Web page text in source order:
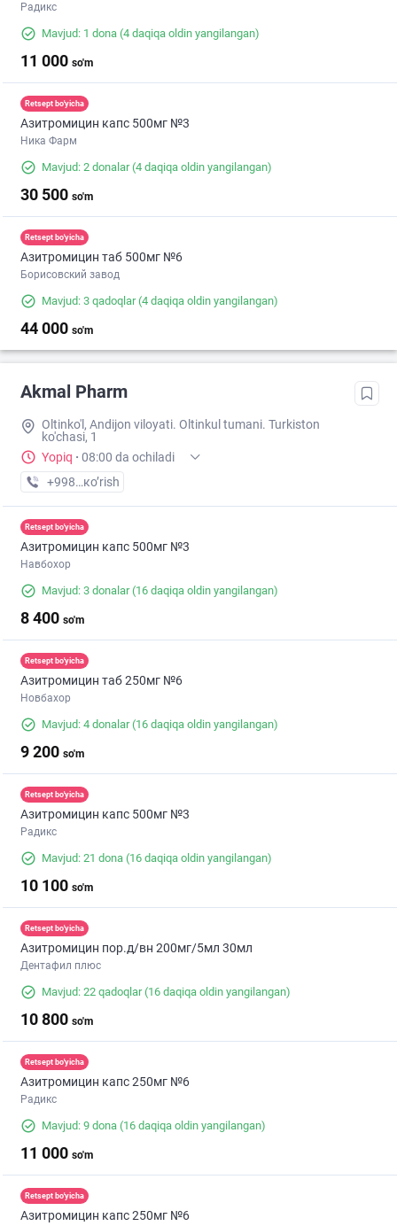
Радикс
Mavjud: 1 dona (4 daqiqa oldin yangilangan)
11 000 so'm
Retsept bo'yicha
Азитромицин капс 500мг №3
Ника Фарм
Mavjud: 2 donalar(4 daqiqa oldin yangilangan)
30 500 so'm
Retsept bo'yicha
Азитромицин таб 500мг №6
Борисовский завод
Mavjud: 3 qadoqlar(4 daqiqa oldin yangilangan)
44 000 so'm
Akmal Pharm
Oltinko'l, Andijon viloyati. Oltinkul tumani. Turkiston
ko'chasi, 1
Yopiq · 08:00 da ochiladi
+998 (90) XXX-XX-XX
кo’rish
Retsept bo'yicha
Азитромицин капс 500мг №3
Навбохор
Mavjud: 3 donalar(16 daqiqa oldin yangilangan)
8 400 so'm
Retsept bo'yicha
Азитромицин таб 250мг №6
Новбахор
Mavjud: 4 donalar(16 daqiqa oldin yangilangan)
9 200 so'm
Retsept bo'yicha
Азитромицин капс 500мг №3
Радикс
Mavjud: 21 dona (16 daqiqa oldin yangilangan)
10 100 so'm
Retsept bo'yicha
Азитромицин пор.д/вн 200мг/5мл 30мл
Дентафил плюс
Mavjud: 22 qadoqlar(16 daqiqa oldin yangilangan)
10 800 so'm
Retsept bo'yicha
Азитромицин капс 250мг №6
Радикс
Mavjud: 9 dona (16 daqiqa oldin yangilangan)
11 000 so'm
Retsept bo'yicha
Азитромицин капс 250мг №6